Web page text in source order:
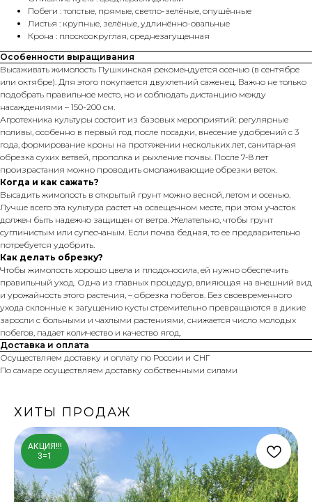
Побеги : толстые, прямые, светло-зелёные, опушённые
Листья : крупные, зелёные, удлинённо-овальные
Крона : плоскоокруглая, среднезагущенная
Особенности выращивания
Высаживать жимолость Пушкинская рекомендуется осенью (в сентябре
или октябре). Для этого покупается двухлетний саженец. Важно не только
подобрать правильное место, но и соблюдать дистанцию между
насаждениями – 150-200 см.
Агротехника культуры состоит из базовых мероприятий: регулярные
поливы, особенно в первый год после посадки, внесение удобрений с 3
года, формирование кроны на протяжении нескольких лет, санитарная
обрезка сухих ветвей, прополка и рыхление почвы. После 7-8 лет
произрастания можно проводить омолаживающие обрезки веток.
Когда и как сажать?
Высадить жимолость в открытый грунт можно весной, летом и осенью.
Лучше всего эта культура растет на освещенном месте, при этом участок
должен быть надежно защищен от ветра. Желательно, чтобы грунт
суглинистым или супесчаным. Если почва бедная, то ее предварительно
потребуется удобрить.
Как делать обрезку?
Чтобы жимолость хорошо цвела и плодоносила, ей нужно обеспечить
правильный уход. Одна из главных процедур, влияющая на внешний вид
и урожайность этого растения, – обрезка побегов. Без своевременного
ухода склонные к загущению кусты стремительно превращаются в дикие
заросли с больными и чахлыми растениями, снижается число молодых
побегов, падает количество и качество ягод.
Доставка и оплата
Осуществляем доставку и оплату по России и СНГ
По самаре осуществляем доставку собственными силами
ХИТЫ ПРОДАЖ
АКЦИЯ!!!
3=1